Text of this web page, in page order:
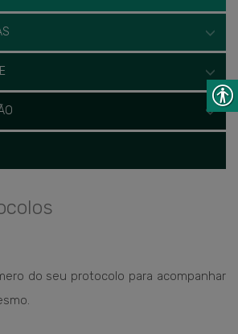
do seu protocolo para acompanhar